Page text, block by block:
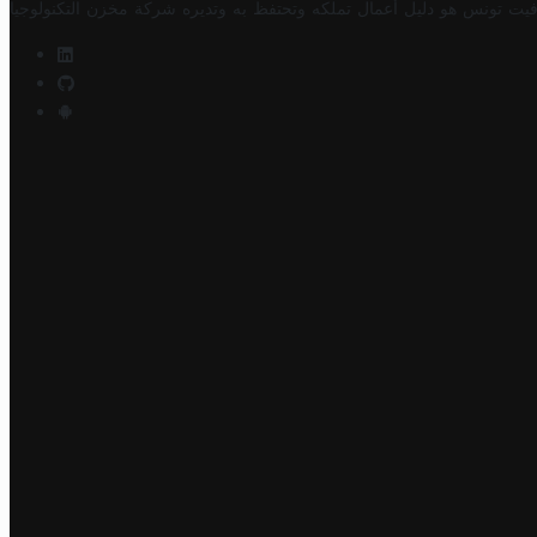
تونس هو دليل أعمال تملكه وتحتفظ به وتديره شركة مخزن التكنولوجيا